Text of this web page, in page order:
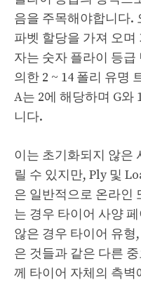
음을 주목해야합니다.
파벳 할당을 가져 오
자는 숫자 플라이 등
의한 2 ~ 14 폴리 유명
A는 2에 해당하며 G와
니다.
이는 초기화되지 않은
릴 수 있지만, Ply 및
은 일반적으로 온라인
는 경우 타이어 사양
않은 경우 타이어 유
은 것들과 같은 다른
께 타이어 자체의 측